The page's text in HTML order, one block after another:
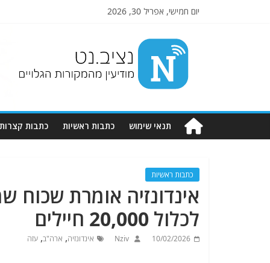
יום חמישי, אפריל 30, 2026
Nziv.net
מודיעין
מהמקורות
תנאי שימוש כתבות ראשיות כתבות קצרות
כתבות ראשיות
אינדונזיה אומרת שכוח
לכלול 20,000 חיילים
10/02/2026
Nziv אינדונזיה, ארה"ב, עזה